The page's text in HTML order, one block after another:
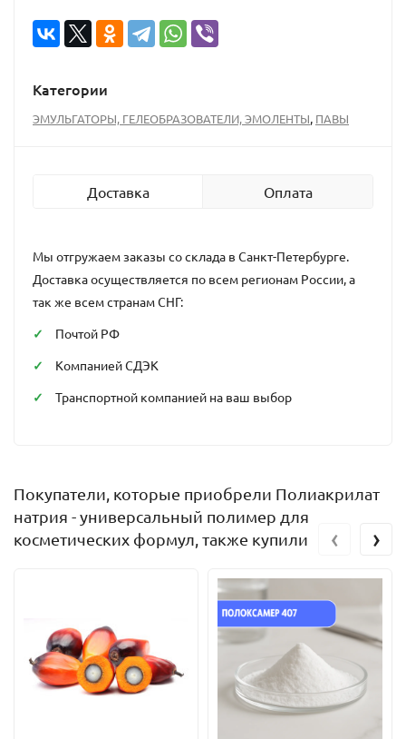
Категории
ЭМУЛЬГАТОРЫ, ГЕЛЕОБРАЗОВАТЕЛИ, ЭМОЛЕНТЫ, ПАВЫ
Доставка Оплата
Мы отгружаем заказы со склада в Санкт-Петербурге.
Доставка осуществляется по всем регионам России, а
так же всем странам СНГ:
Почтой РФ
Компанией СДЭК
Транспортной компанией на ваш выбор
Покупатели, которые приобрели Полиакрилат
натрия - универсальный полимер для
косметических формул, также купили
‹ ›